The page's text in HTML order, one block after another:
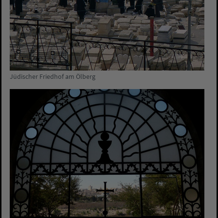
Jüdischer Friedhof am Ölberg